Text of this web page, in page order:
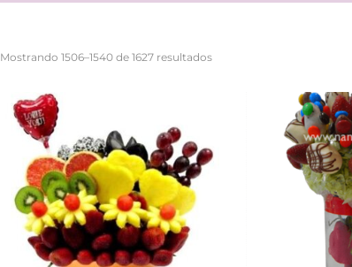
Mostrando 1506–1540 de 1627 resultadosOrdenado